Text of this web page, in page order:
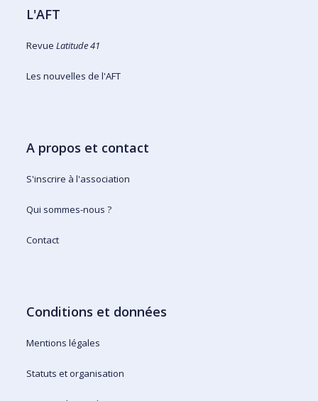
L'AFT
RevueLatitude 41
Les nouvelles de l'AFT
A propos et contact
S'inscrire à l'association
Qui sommes-nous ?
Contact
Conditions et données
Mentions légales
Statuts et organisation